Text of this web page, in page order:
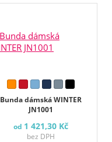
Bunda dámská WINTER
JN1001
od 1 421,30 Kč
bez DPH